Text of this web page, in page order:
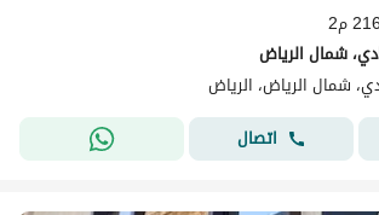
216 م2
شمال الرياض
شمال الرياض، الرياض
اتصال